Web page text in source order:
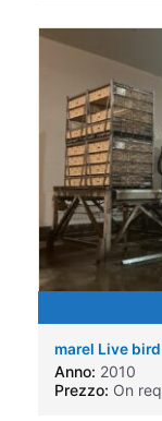
marel Live
Anno: 2010
Prezzo: On